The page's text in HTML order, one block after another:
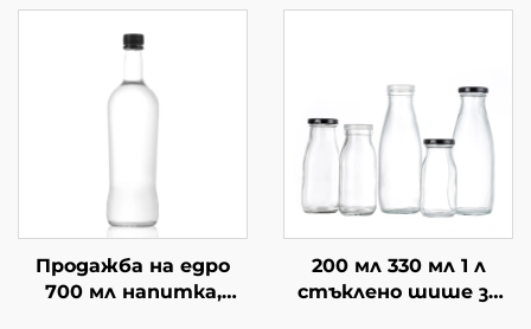
на едро
капак на едро
Продажба на едро
700 мл напитка,
200 мл 330 мл 1 л
стъклено шише за